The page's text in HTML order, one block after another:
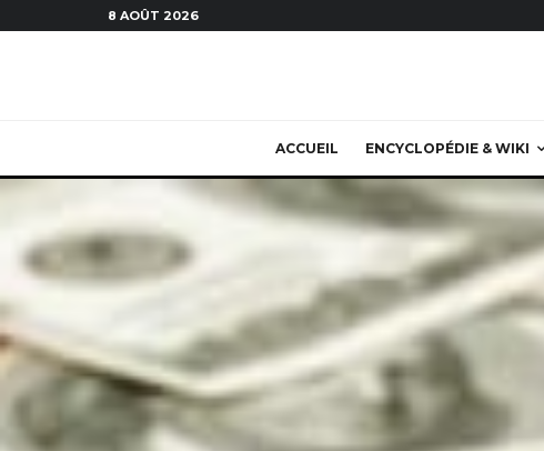
8 AOÛT 2026
ACCUEIL ENCYCLOPÉDIE & WIKI